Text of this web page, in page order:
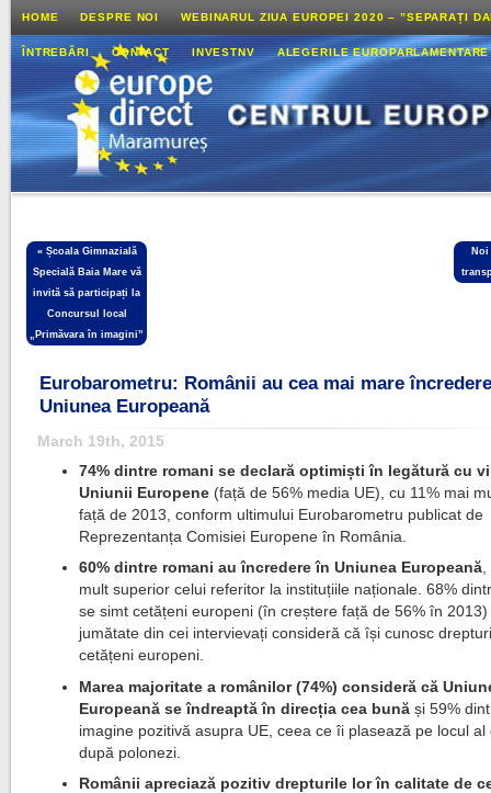
HOME DESPRE NOI WEBINARUL ZIUA EUROPEI 2020 – ”SEPARAȚI
ÎNTREBĂRI CONTACT INVESTNV ALEGERILE
« Școala Gimnazială
Specială Baia Mare vă
invită să participați la
Concursul local
„Primăvara în imagini”
Noi
Eurobarometru: Românii au cea mai mare
Uniunea Europeană
March 19th, 2015
74% dintre romani se declară optimiști în legătură cu
Uniunii Europene (față de 56% media UE), cu 11% mai
față de 2013, conform ultimului Eurobarometru publicat de
Reprezentanța Comisiei Europene în România.
60% dintre romani au încredere în Uniunea Europeană
mult superior celui referitor la instituțiile naționale. 68%
se simt cetățeni europeni (în creștere față de 56% în 2013)
jumătate din cei intervievați consideră că își cunosc
cetățeni europeni.
Marea majoritate a românilor (74%) consideră că
Europeană se îndreaptă în direcția cea bunăși 59%
imagine pozitivă asupra UE, ceea ce îi plasează pe locul al
după polonezi.
Românii apreciază pozitiv drepturile lor în calitate de